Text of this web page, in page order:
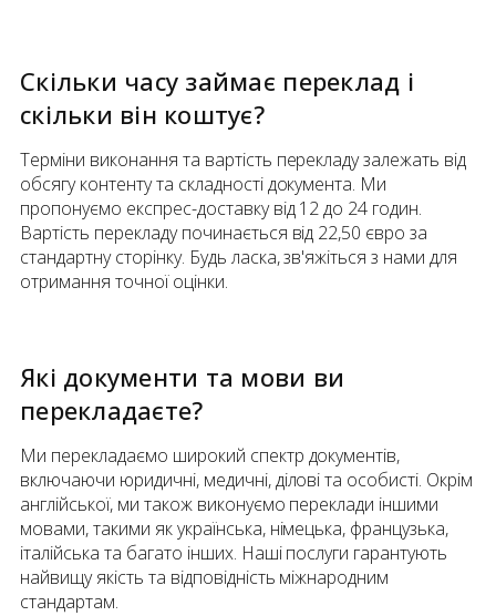
Скільки часу займає переклад і
скільки він коштує?
Терміни виконання та вартість перекладу залежать від
обсягу контенту та складності документа. Ми
пропонуємо експрес-доставку від 12 до 24 годин.
Вартість перекладу починається від 22,50 євро за
стандартну сторінку. Будь ласка, зв'яжіться з нами для
отримання точної оцінки.
Які документи та мови ви
перекладаєте?
Ми перекладаємо широкий спектр документів,
включаючи юридичні, медичні, ділові та особисті. Окрім
англійської, ми також виконуємо переклади іншими
мовами, такими як українська, німецька, французька,
італійська та багато інших. Наші послуги гарантують
найвищу якість та відповідність міжнародним
стандартам.